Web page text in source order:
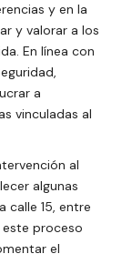
y en la
y valorar a los
En línea con
a
vinculadas al
al
algunas
calle 15, entre
este proceso
el